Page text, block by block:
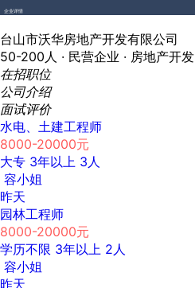
企业详情
台山市沃华房地产开发有限公司
50-200人 · 民营企业 · 房地产开发
在招职位
公司介绍
面试评价
水电、土建工程师
8000-20000元
大专 3年以上 3人
容小姐
昨天
园林工程师
8000-20000元
学历不限 3年以上 2人
容小姐
昨天